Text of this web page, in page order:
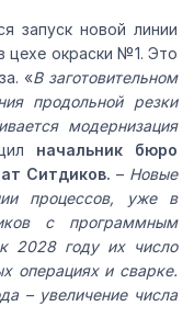
запуск новой линии
цехе окраски №1. Это
«В заготовительном
продольной резки
модернизация
начальник бюро
Ситдиков. – Новые
процессов, уже в
с программным
2028 году их число
операциях и сварке.
– увеличение числа